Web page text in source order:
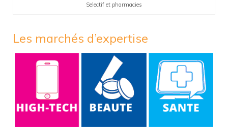
Selectif et pharmacies
Les marchés d’expertise